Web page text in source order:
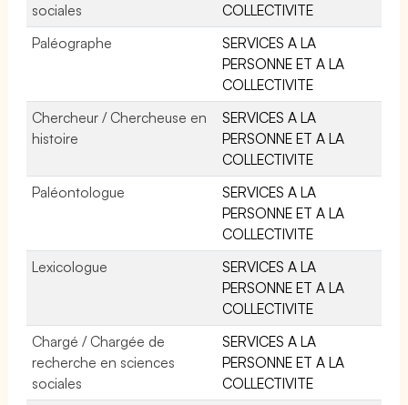
sociales
COLLECTIVITE
Paléographe
SERVICES A LA
PERSONNE ET A LA
COLLECTIVITE
Chercheur / Chercheuse en
histoire
SERVICES A LA
PERSONNE ET A LA
COLLECTIVITE
Paléontologue
SERVICES A LA
PERSONNE ET A LA
COLLECTIVITE
Lexicologue
SERVICES A LA
PERSONNE ET A LA
COLLECTIVITE
Chargé / Chargée de
recherche en sciences
sociales
SERVICES A LA
PERSONNE ET A LA
COLLECTIVITE